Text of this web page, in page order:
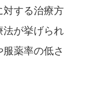
対する治療方
法が挙げられ
薬率の低さ